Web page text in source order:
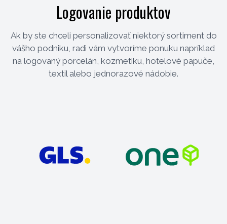
Logovanie produktov
Ak by ste chceli personalizovať niektorý sortiment do
vášho podniku, radi vám vytvoríme ponuku napríklad
na logovaný porcelán, kozmetiku, hotelové papuče,
textil alebo jednorazové nádobie.